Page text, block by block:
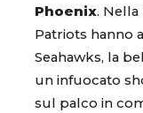
Phoenix. Nella
Patriots hanno
Seahawks, la
un infuocato
sul palco in